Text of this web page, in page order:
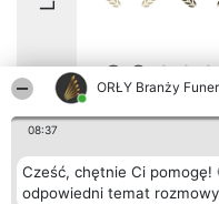
ORŁY Branży
08:37
Cześć, chętnie Ci pomogę!
odpowiedni temat
9.6
Organizator plebiscytu
Bright Side Solutions sp. z o.
o. sp. k.